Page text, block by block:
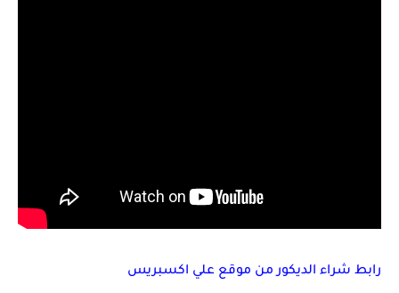
رابط شراء الديكور من موقع علي اكسبريس